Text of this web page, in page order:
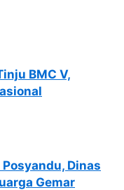
BMC V,
Dinas
Gemar